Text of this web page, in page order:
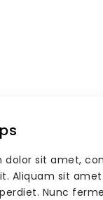
dolor sit amet,
Aliquam sit
Nunc